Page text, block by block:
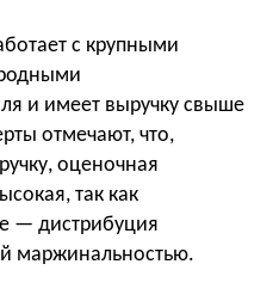
с крупными
и имеет выручку свыше
отмечают, что,
оценочная
так как
— дистрибуция
маржинальностью.